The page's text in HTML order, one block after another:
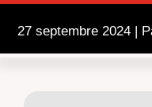
27 septembre 2024 |